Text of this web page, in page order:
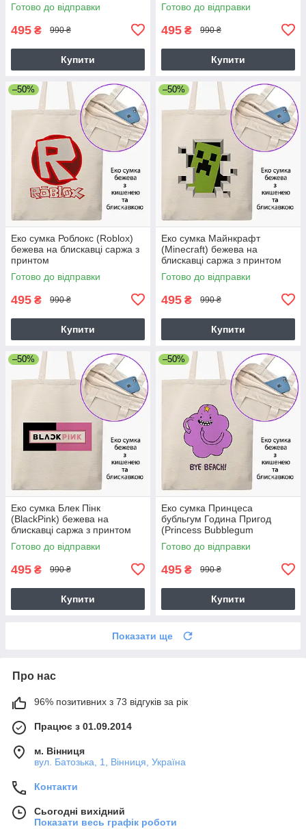
Готово до відправки
495 ₴ 990 ₴
Купити
Готово до відправки
495 ₴ 990 ₴
Купити
–50%
Еко сумка Роблокс (Roblox)
бежева на блискавці саржа з
принтом
Готово до відправки
495 ₴ 990 ₴
Купити
–50%
Еко сумка Майнкрафт
(Minecraft) бежева на
блискавці саржа з принтом
Готово до відправки
495 ₴ 990 ₴
Купити
–50%
Еко сумка Блек Пінк
(BlackPink) бежева на
блискавці саржа з принтом
Готово до відправки
495 ₴ 990 ₴
Купити
–50%
Еко сумка Принцеса
бубльгум Година Пригод
(Princess Bubblegum
Adventure Time) бежева
Готово до відправки
495 ₴ 990 ₴
Купити
Показати ще
Про нас
96% позитивних з 73 відгуків за рік
Працює з 01.09.2014
м. Вінниця
вул. Батозька, 1, Вінниця, Україна
Контакти
Сьогодні вихідний
Показати весь графік роботи